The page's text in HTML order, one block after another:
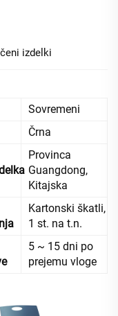
izdelki
Sovremeni
Črna
Provinca
Guangdong,
Kitajska
Kartonski škatli,
1 st. na t.n.
5 ~ 15 dni po
prejemu vloge